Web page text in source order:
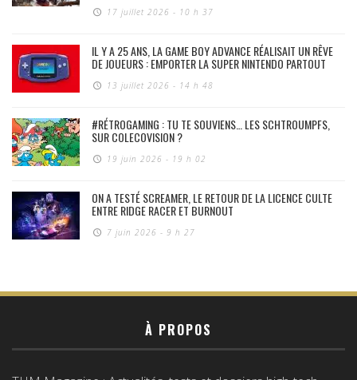
17 juillet 2026 - 10 h 37
IL Y A 25 ANS, LA GAME BOY ADVANCE RÉALISAIT UN RÊVE
DE JOUEURS : EMPORTER LA SUPER NINTENDO PARTOUT
13 juillet 2026 - 14 h 48
#RÉTROGAMING : TU TE SOUVIENS… LES SCHTROUMPFS,
SUR COLECOVISION ?
19 juin 2026 - 19 h 02
ON A TESTÉ SCREAMER, LE RETOUR DE LA LICENCE CULTE
ENTRE RIDGE RACER ET BURNOUT
7 juin 2026 - 9 h 27
À PROPOS